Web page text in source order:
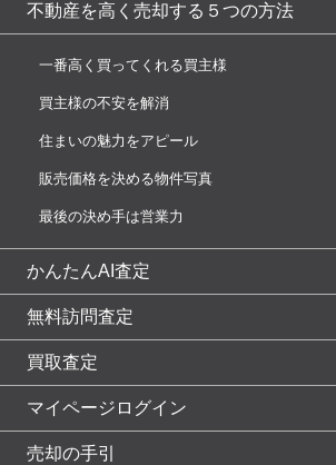
不動産を高く売却する５つの方法
一番高く買ってくれる買主様
買主様の不安を解消
住まいの魅力をアピール
販売価格を決める物件写真
最後の決め手は営業力
かんたんAI査定
無料訪問査定
買取査定
マイページログイン
売却の手引